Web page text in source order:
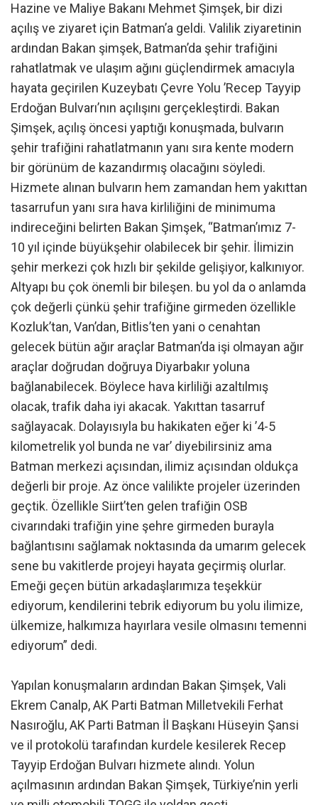
Hazine ve Maliye Bakanı Mehmet Şimşek, bir dizi
açılış ve ziyaret için Batman’a geldi. Valilik ziyaretinin
ardından Bakan şimşek, Batman’da şehir trafiğini
rahatlatmak ve ulaşım ağını güçlendirmek amacıyla
hayata geçirilen Kuzeybatı Çevre Yolu ’Recep Tayyip
Erdoğan Bulvarı’nın açılışını gerçekleştirdi. Bakan
Şimşek, açılış öncesi yaptığı konuşmada, bulvarın
şehir trafiğini rahatlatmanın yanı sıra kente modern
bir görünüm de kazandırmış olacağını söyledi.
Hizmete alınan bulvarın hem zamandan hem yakıttan
tasarrufun yanı sıra hava kirliliğini de minimuma
indireceğini belirten Bakan Şimşek, “Batman’ımız 7-
10 yıl içinde büyükşehir olabilecek bir şehir. İlimizin
şehir merkezi çok hızlı bir şekilde gelişiyor, kalkınıyor.
Altyapı bu çok önemli bir bileşen. bu yol da o anlamda
çok değerli çünkü şehir trafiğine girmeden özellikle
Kozluk’tan, Van’dan, Bitlis’ten yani o cenahtan
gelecek bütün ağır araçlar Batman’da işi olmayan ağır
araçlar doğrudan doğruya Diyarbakır yoluna
bağlanabilecek. Böylece hava kirliliği azaltılmış
olacak, trafik daha iyi akacak. Yakıttan tasarruf
sağlayacak. Dolayısıyla bu hakikaten eğer ki ’4-5
kilometrelik yol bunda ne var’ diyebilirsiniz ama
Batman merkezi açısından, ilimiz açısından oldukça
değerli bir proje. Az önce valilikte projeler üzerinden
geçtik. Özellikle Siirt’ten gelen trafiğin OSB
civarındaki trafiğin yine şehre girmeden burayla
bağlantısını sağlamak noktasında da umarım gelecek
sene bu vakitlerde projeyi hayata geçirmiş olurlar.
Emeği geçen bütün arkadaşlarımıza teşekkür
ediyorum, kendilerini tebrik ediyorum bu yolu ilimize,
ülkemize, halkımıza hayırlara vesile olmasını temenni
ediyorum” dedi.
Yapılan konuşmaların ardından Bakan Şimşek, Vali
Ekrem Canalp, AK Parti Batman Milletvekili Ferhat
Nasıroğlu, AK Parti Batman İl Başkanı Hüseyin Şansi
ve il protokolü tarafından kurdele kesilerek Recep
Tayyip Erdoğan Bulvarı hizmete alındı. Yolun
açılmasının ardından Bakan Şimşek, Türkiye’nin yerli